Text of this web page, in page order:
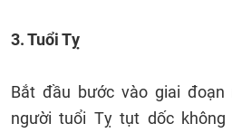
3. Tuổi Tỵ
Bắt đầu bước vào giai
người tuổi Tỵ tụt dốc không